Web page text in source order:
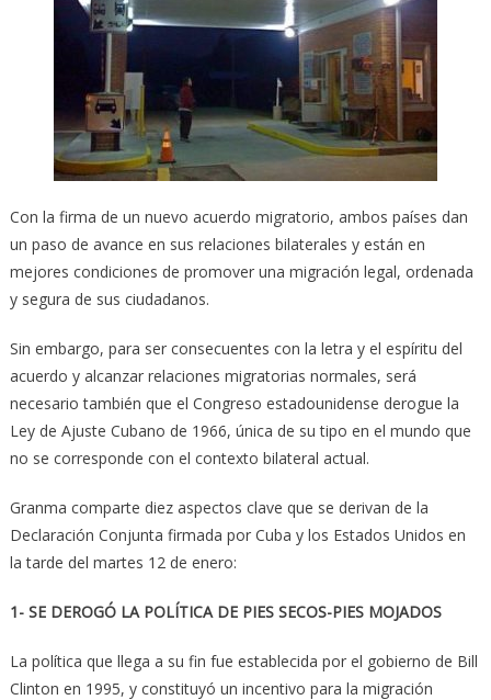
Con la firma de un nuevo acuerdo migratorio, ambos países dan
un paso de avance en sus relaciones bilaterales y están en
mejores condiciones de promover una migración legal, ordenada
y segura de sus ciudadanos.
Sin embargo, para ser consecuentes con la letra y el espíritu del
acuerdo y alcanzar relaciones migratorias normales, será
necesario también que el Congreso estadounidense derogue la
Ley de Ajuste Cubano de 1966, única de su tipo en el mundo que
no se corresponde con el contexto bilateral actual.
Granma comparte diez aspectos cla­ve que se derivan de la
Declaración Conjunta firmada por Cuba y los Estados Unidos en
la tarde del martes 12 de enero:
1- SE DEROGÓ LA POLÍTICA DE PIES SECOS-PIES MOJADOS
La política que llega a su fin fue establecida por el gobierno de Bill
Clinton en 1995, y constituyó un incentivo para la migración